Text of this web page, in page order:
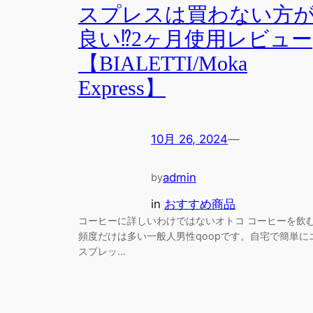
スプレスは買わない方
良い⁉︎2ヶ月使用レビュー
【BIALETTI/Moka
Express】
10月 26, 2024—
byadmin
in おすすめ商品
コーヒーに詳しいわけではないオトコ コーヒーを飲
頻度だけは多い一般人男性qoopです。自宅で簡単に
スプレッ…